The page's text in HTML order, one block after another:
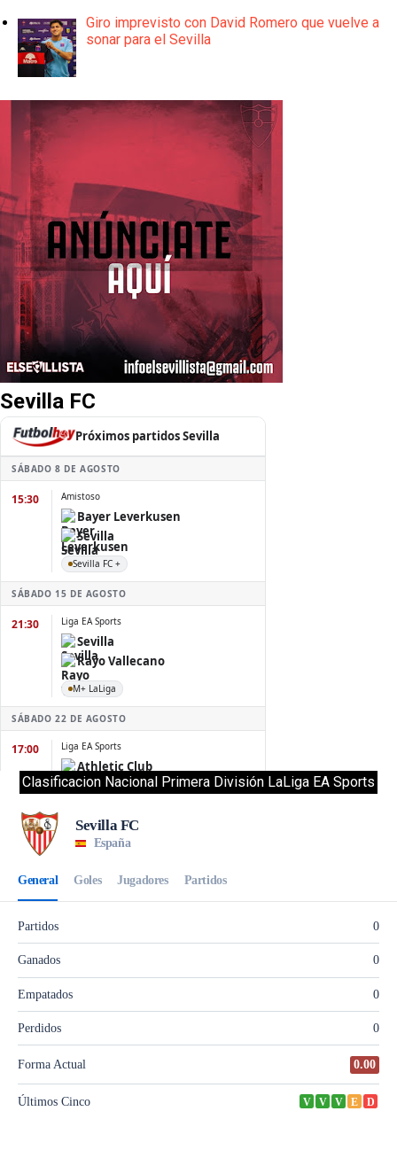
Giro imprevisto con David Romero que vuelve a
sonar para el Sevilla
Sevilla FC
Clasificacion Nacional Primera División LaLiga EA Sports